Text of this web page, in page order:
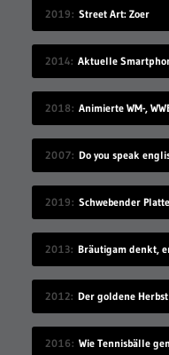
2019 Street Art: Zoer
2014 Aktuelle
2018 Animierte WM-,
2007 Do you speak
2019 Schwebender
2013 Bräutigam denkt,
2012 Der goldene
2016 Wie Tennisbälle